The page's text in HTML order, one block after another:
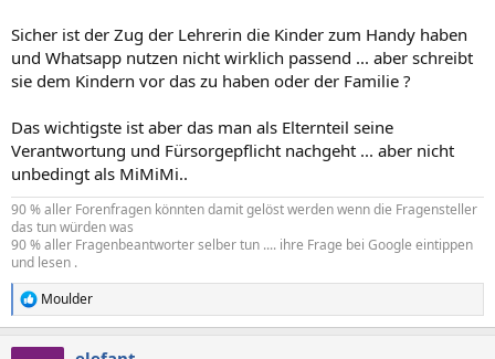
Sicher ist der Zug der Lehrerin die Kinder zum Handy haben
und Whatsapp nutzen nicht wirklich passend ... aber schreibt
sie dem Kindern vor das zu haben oder der Familie ?
Das wichtigste ist aber das man als Elternteil seine
Verantwortung und Fürsorgepflicht nachgeht ... aber nicht
unbedingt als MiMiMi..
90 % aller Forenfragen könnten damit gelöst werden wenn die Fragensteller
das tun würden was
90 % aller Fragenbeantworter selber tun .... ihre Frage bei Google eintippen
und lesen .
R
e
Moulder